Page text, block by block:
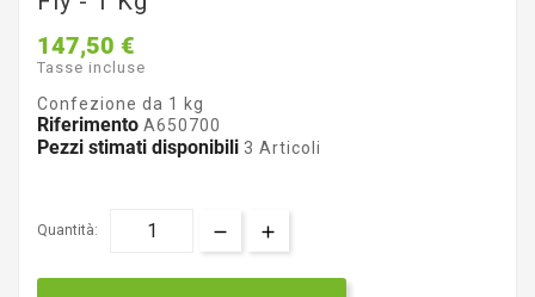
147,50 €
Tasse incluse
Confezione da 1 kg
Riferimento A650700
Pezzi stimati disponibili 3 Articoli
Quantità: